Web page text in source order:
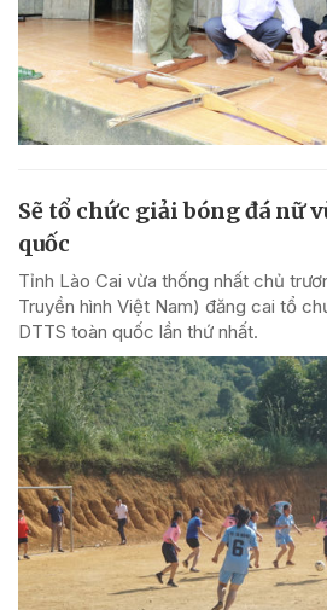
Sẽ tổ chức giải bóng đá nữ
quốc
Tỉnh Lào Cai vừa thống nhất chủ
Truyền hình Việt Nam) đăng cai tổ
DTTS toàn quốc lần thứ nhất.